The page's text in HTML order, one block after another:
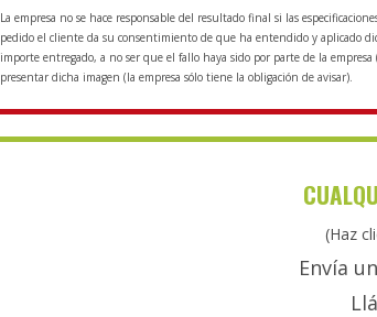
La empresa no se hace responsable del resultado final si las
pedido el cliente da su consentimiento de que ha entendido y aplicado
importe entregado, a no ser que el fallo haya sido por parte de la
presentar dicha imagen (la empresa sólo tiene la obligación de avisar).
(Haz
Envía